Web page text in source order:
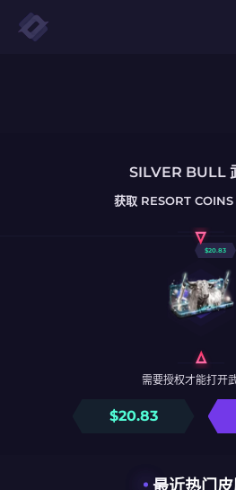
SILVER BULL
获取RESORT COINS
$20.83
$20.83
需要授权才能打开